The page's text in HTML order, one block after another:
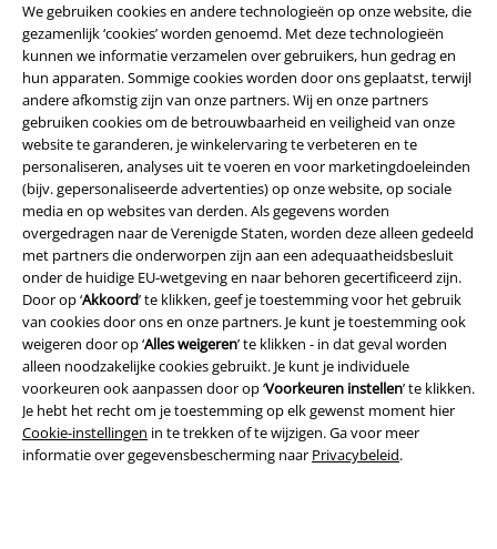
We gebruiken cookies en andere technologieën op onze website, die
gezamenlijk ‘cookies’ worden genoemd. Met deze technologieën
kunnen we informatie verzamelen over gebruikers, hun gedrag en
hun apparaten. Sommige cookies worden door ons geplaatst, terwijl
andere afkomstig zijn van onze partners. Wij en onze partners
gebruiken cookies om de betrouwbaarheid en veiligheid van onze
website te garanderen, je winkelervaring te verbeteren en te
personaliseren, analyses uit te voeren en voor marketingdoeleinden
(bijv. gepersonaliseerde advertenties) op onze website, op sociale
media en op websites van derden. Als gegevens worden
overgedragen naar de Verenigde Staten, worden deze alleen gedeeld
met partners die onderworpen zijn aan een adequaatheidsbesluit
onder de huidige EU-wetgeving en naar behoren gecertificeerd zijn.
Door op ‘Akkoord’ te klikken, geef je toestemming voor het gebruik
van cookies door ons en onze partners. Je kunt je toestemming ook
weigeren door op ‘Alles weigeren’ te klikken - in dat geval worden
alleen noodzakelijke cookies gebruikt. Je kunt je individuele
voorkeuren ook aanpassen door op ‘Voorkeuren instellen’ te klikken.
Je hebt het recht om je toestemming op elk gewenst moment hier
Cookie-instellingen in te trekken of te wijzigen. Ga voor meer
informatie over gegevensbescherming naar Privacybeleid.
Legal
Algemene Voorwaarden
Bedrijfsgegevens
Privacyverklaring